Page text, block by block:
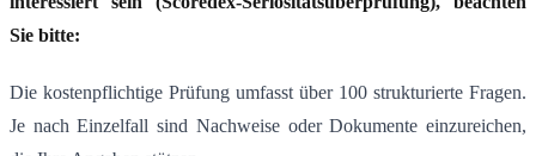
Sie bitte:
Die kostenpflichtige Prüfung umfasst über 100 strukturierte Fragen.
Je nach Einzelfall sind Nachweise oder Dokumente einzureichen,